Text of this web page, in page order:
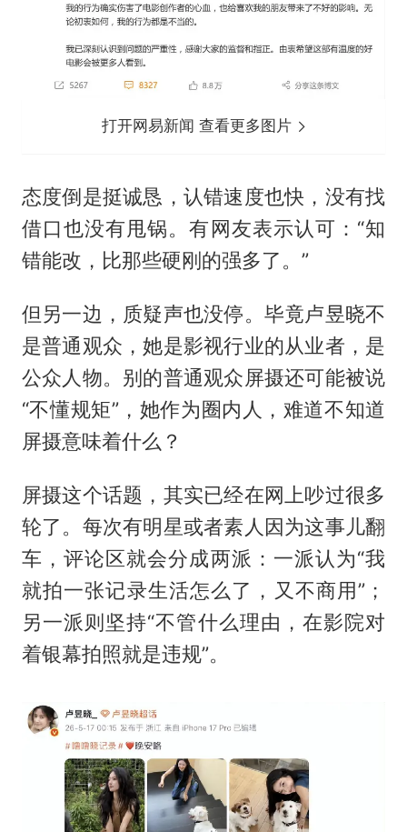
打开网易新闻 查看更多图片
态度倒是挺诚恳，认错速度也快，没有找
借口也没有甩锅。有网友表示认可：“知
错能改，比那些硬刚的强多了。”
但另一边，质疑声也没停。毕竟卢昱晓不
是普通观众，她是影视行业的从业者，是
公众人物。别的普通观众屏摄还可能被说
“不懂规矩”，她作为圈内人，难道不知道
屏摄意味着什么？
屏摄这个话题，其实已经在网上吵过很多
轮了。每次有明星或者素人因为这事儿翻
车，评论区就会分成两派：一派认为“我
就拍一张记录生活怎么了，又不商用”；
另一派则坚持“不管什么理由，在影院对
着银幕拍照就是违规”。